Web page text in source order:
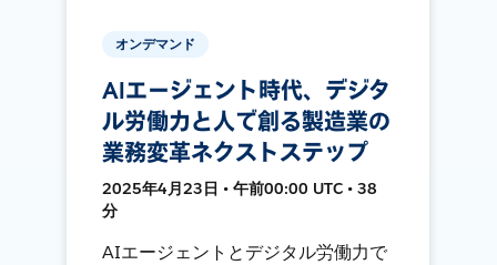
オンデマンド
AIエージェント時代、デジタ
ル労働力と人で創る製造業の
業務変革ネクストステップ
2025年4月23日 • 午前00:00 UTC • 38
分
AIエージェントとデジタル労働力で